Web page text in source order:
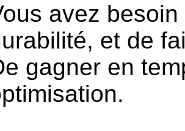
avez
et de
gagner en